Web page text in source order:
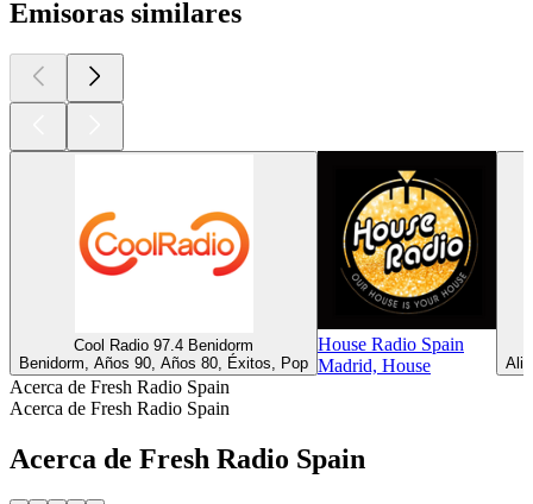
Emisoras similares
Cool Radio 97.4 Benidorm
Benidorm, Años 90, Años 80, Éxitos, Pop
House Radio Spain
Madrid, House
Acerca de Fresh Radio Spain
Acerca de Fresh Radio Spain
Acerca de Fresh Radio Spain